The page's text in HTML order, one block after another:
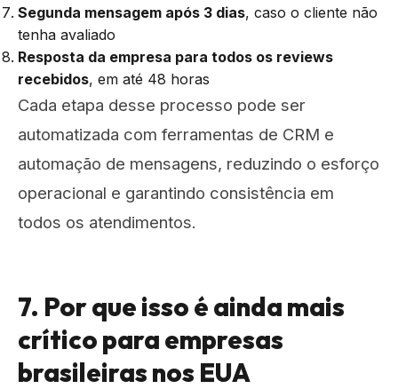
Segunda mensagem após 3 dias, caso o cliente não
tenha avaliado
Resposta da empresa para todos os reviews
recebidos, em até 48 horas
Cada etapa desse processo pode ser
automatizada com ferramentas de CRM e
automação de mensagens, reduzindo o esforço
operacional e garantindo consistência em
todos os atendimentos.
7. Por que isso é ainda mais
crítico para empresas
brasileiras nos EUA